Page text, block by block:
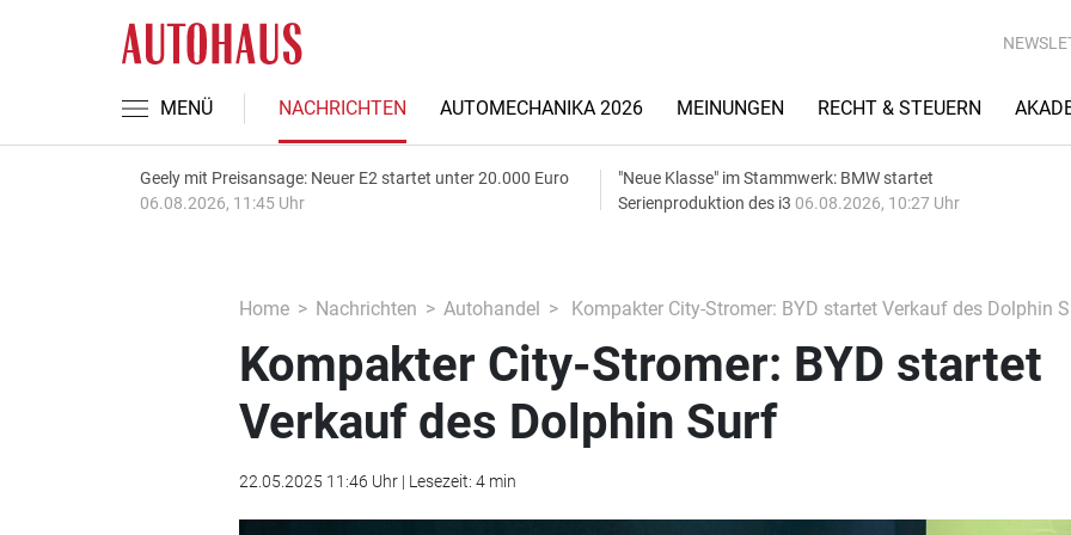
MENÜ NACHRICHTEN AUTOMECHANIKA 2026 MEINUNGEN RECHT & STEUERN
Geely mit Preisansage: Neuer E2 startet unter 20.000 Euro
06.08.2026, 11:45 Uhr
"Neue Klasse" im Stammwerk: BMW startet
Serienproduktion des i3 06.08.2026, 10:27 Uhr
Home Nachrichten Autohandel Kompakter City-Stromer: BYD startet Verkauf des Dolphin
Kompakter City-Stromer: BYD startet
Verkauf des Dolphin Surf
22.05.2025 11:46 Uhr | Lesezeit: 4 min